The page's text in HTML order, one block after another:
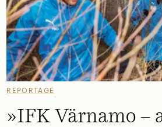
REPORTAGE
»IFK Värnamo –